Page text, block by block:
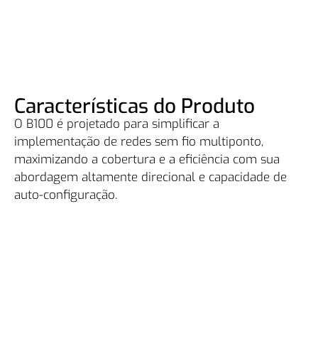
Características do Produto
O B100 é projetado para simplificar a
implementação de redes sem fio multiponto,
maximizando a cobertura e a eficiência com sua
abordagem altamente direcional e capacidade de
auto-configuração.